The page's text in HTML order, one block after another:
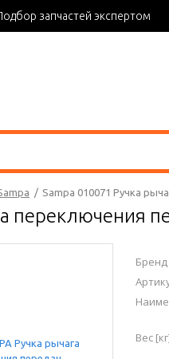
запчастей экспертом
/ Sampa 010071 Ручка
переключения
Бренд
Вес